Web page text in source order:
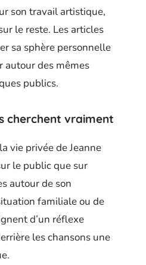
son travail artistique,
le reste. Les articles
sa sphère personnelle
autour des mêmes
publics.
cherchent vraiment
vie privée de Jeanne
le public que sur
autour de son
familiale ou de
d’un réflexe
les chansons une